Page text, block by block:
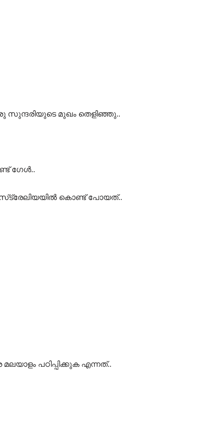
മുഖം തെളിഞ്ഞു..
ഗേൾ..
കൊണ്ട് പോയത്..
പഠിപ്പിക്കുക എന്നത്..